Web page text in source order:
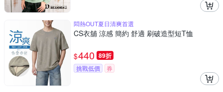
悶熱OUT夏日清爽首選
CS衣舖 涼感 簡約 舒適 刷破造型短T恤
$440 89折
挑戰低價 券